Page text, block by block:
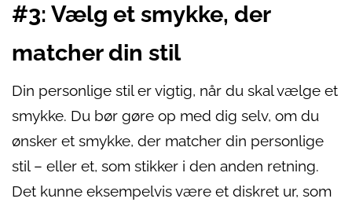
#3: Vælg et smykke, der
matcher din stil
Din personlige stil er vigtig, når du skal vælge et
smykke. Du bør gøre op med dig selv, om du
ønsker et smykke, der matcher din personlige
stil – eller et, som stikker i den anden retning.
Det kunne eksempelvis være et diskret ur, som